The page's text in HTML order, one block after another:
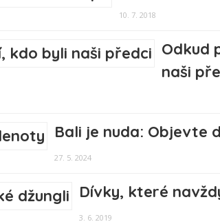
10. 7. 2018
Odkud
naši
Bali je nuda: Objevte
27. 5. 2024
Dívky, které
3. 6. 2019